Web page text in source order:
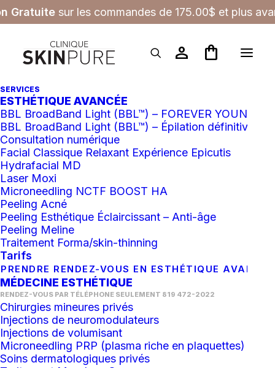
Gratuite sur les commandes de 175.00$ et plus
person shopping_bag
SERVICES
ESTHÉTIQUE AVANCÉE
BBL BroadBand Light (BBL™) – FOREVER YOUNG
BBL BroadBand Light (BBL™) – Épilation définitive
Consultation numérique
Facial Classique Relaxant Expérience Epicutis
Hydrafacial MD
Laser Moxi
Microneedling NCTF BOOST HA
Peeling Acné
Peeling Esthétique Éclaircissant – Anti-âge
Peeling Meline
Traitement Forma/skin-thinning
Tarifs
PRENDRE RENDEZ-VOUS EN ESTHÉTIQUE AVANCÉ
MÉDECINE ESTHÉTIQUE
RENDEZ-VOUS PAR TÉLÉPHONE SEULEMENT 819 472-2022
Chirurgies mineures privés
Injections de neuromodulateurs
Injections de volumisant
Microneedling PRP (plasma riche en plaquettes)
Soins dermatologiques privés
Blogue